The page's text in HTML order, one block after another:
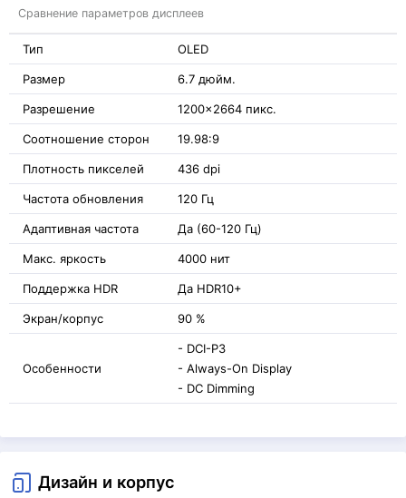
Сравнение параметров дисплеев
Тип OLED
Размер 6.7 дюйм.
Разрешение 1200x2664 пикс.
Соотношение сторон 19.98:9
Плотность пикселей 436 dpi
Частота обновления 120 Гц
Адаптивная частота Да (60-120 Гц)
Макс. яркость 4000 нит
Поддержка HDR Да HDR10+
Экран/корпус 90 %
Особенности
- DCI-P3
- Always-On Display
- DC Dimming
Дизайн и корпус